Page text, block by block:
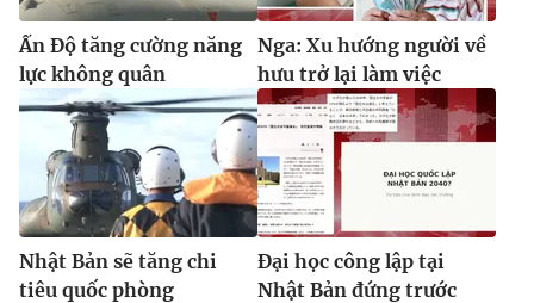
Ấn Độ tăng cường năng
lực không quân
Nga: Xu hướng người về
hưu trở lại làm việc
Nhật Bản sẽ tăng chi
tiêu quốc phòng
Đại học công lập tại
Nhật Bản đứng trước